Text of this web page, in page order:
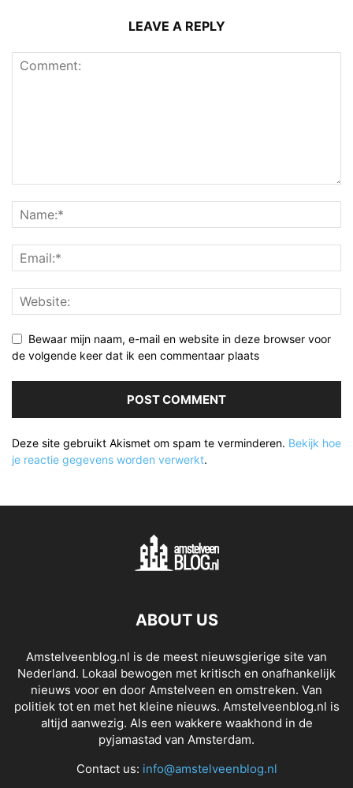
LEAVE A REPLY
Bewaar mijn naam, e-mail en website in deze browser voor
de volgende keer dat ik een commentaar plaats
Deze site gebruikt Akismet om spam te verminderen. Bekijk hoe
je reactie gegevens worden verwerkt.
ABOUT US
Amstelveenblog.nl is de meest nieuwsgierige site van
Nederland. Lokaal bewogen met kritisch en onafhankelijk
nieuws voor en door Amstelveen en omstreken. Van
politiek tot en met het kleine nieuws. Amstelveenblog.nl is
altijd aanwezig. Als een wakkere waakhond in de
pyjamastad van Amsterdam.
Contact us: info@amstelveenblog.nl